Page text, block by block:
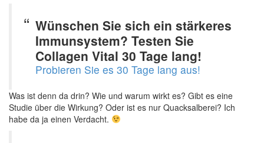
Wünschen Sie sich ein stärkeres
Immunsystem? Testen Sie
Collagen Vital 30 Tage lang!
Probieren Sie es 30 Tage lang aus!
Was ist denn da drin? Wie und warum wirkt es? Gibt es eine
Studie über die Wirkung? Oder ist es nur Quacksalberei? Ich
habe da ja einen Verdacht.